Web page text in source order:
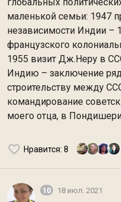
маленькой семьи: 1947
независимости Индии –
французского
1955 визит Дж.Неру в
Индию – заключение
строительству между
командирование
моего отца, в
Нравится: 8
10 18 июл. 2021